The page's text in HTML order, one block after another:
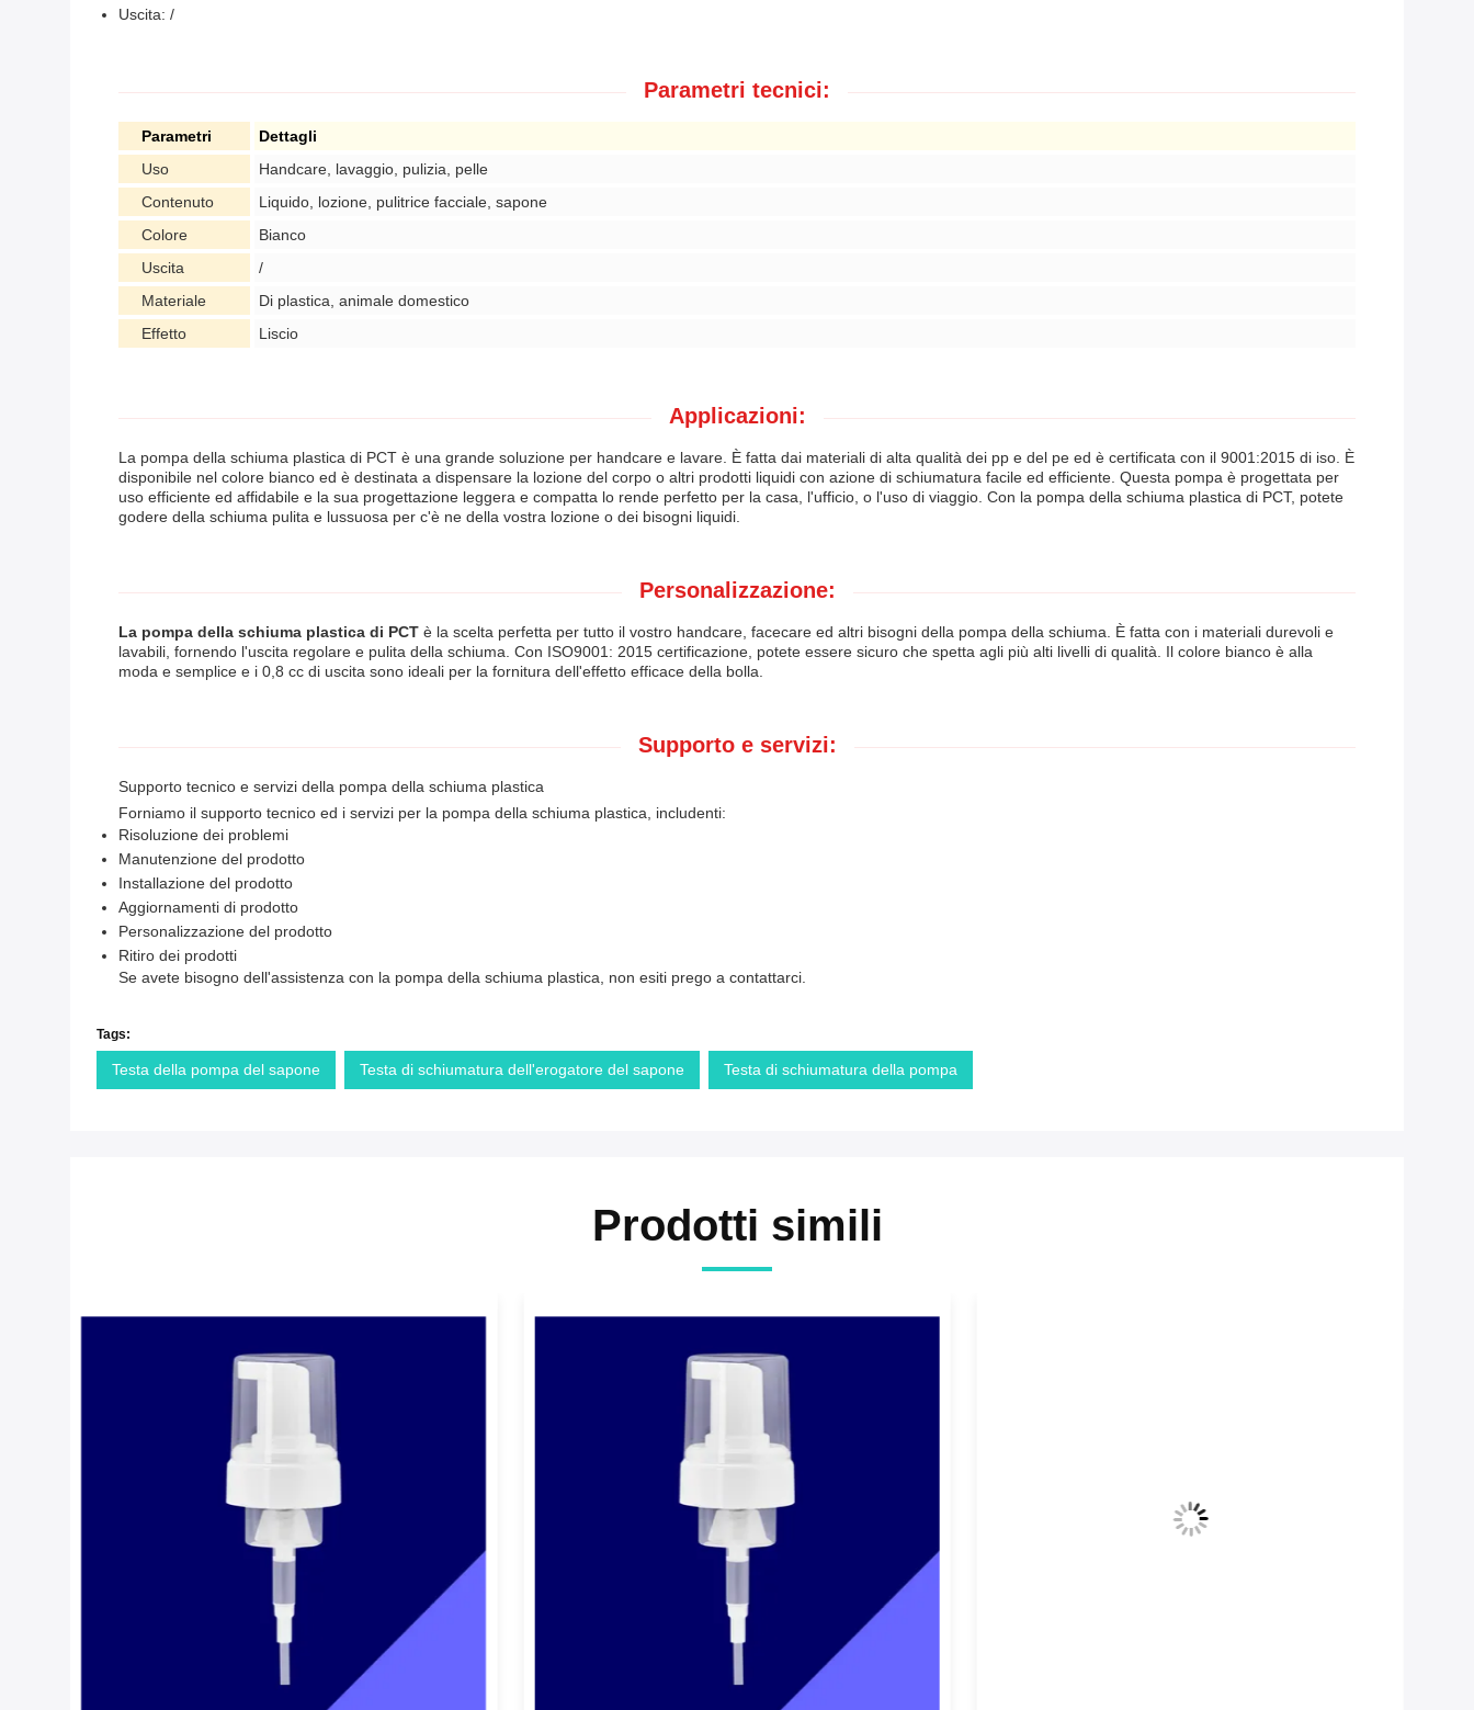
Uscita: /
Parametri tecnici:
Parametri
Dettagli
Uso
Handcare, lavaggio, pulizia, pelle
Contenuto
Liquido, lozione, pulitrice facciale, sapone
Colore
Bianco
Uscita
/
Materiale
Di plastica, animale domestico
Effetto
Liscio
Applicazioni:
La pompa della schiuma plastica di PCT è una grande soluzione per handcare e lavare. È fatta dai materiali di alta qualità dei pp e del pe ed è certificata con il 9001:2015 di iso. È
disponibile nel colore bianco ed è destinata a dispensare la lozione del corpo o altri prodotti liquidi con azione di schiumatura facile ed efficiente. Questa pompa è progettata per
uso efficiente ed affidabile e la sua progettazione leggera e compatta lo rende perfetto per la casa, l'ufficio, o l'uso di viaggio. Con la pompa della schiuma plastica di PCT, potete
godere della schiuma pulita e lussuosa per c'è ne della vostra lozione o dei bisogni liquidi.
Personalizzazione:
La pompa della schiuma plastica di PCT è la scelta perfetta per tutto il vostro handcare, facecare ed altri bisogni della pompa della schiuma. È fatta con i materiali durevoli e
lavabili, fornendo l'uscita regolare e pulita della schiuma. Con ISO9001: 2015 certificazione, potete essere sicuro che spetta agli più alti livelli di qualità. Il colore bianco è alla
moda e semplice e i 0,8 cc di uscita sono ideali per la fornitura dell'effetto efficace della bolla.
Supporto e servizi:
Supporto tecnico e servizi della pompa della schiuma plastica
Forniamo il supporto tecnico ed i servizi per la pompa della schiuma plastica, includenti:
Risoluzione dei problemi
Manutenzione del prodotto
Installazione del prodotto
Aggiornamenti di prodotto
Personalizzazione del prodotto
Ritiro dei prodotti
Se avete bisogno dell'assistenza con la pompa della schiuma plastica, non esiti prego a contattarci.
Tags:
Testa della pompa del sapone Testa di schiumatura dell'erogatore del sapone Testa di schiumatura della pompa
Prodotti simili